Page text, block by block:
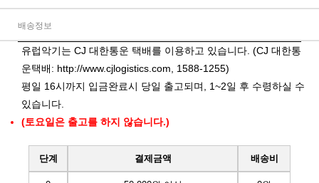
배송정보
유럽악기는 CJ 대한통운 택배를 이용하고 있습니다. (CJ 대한통
운택배: http://www.cjlogistics.com, 1588-1255)
평일 16시까지 입금완료시 당일 출고되며, 1~2일 후 수령하실 수
있습니다.
(토요일은 출고를 하지 않습니다.)
단계 결제금액 배송비